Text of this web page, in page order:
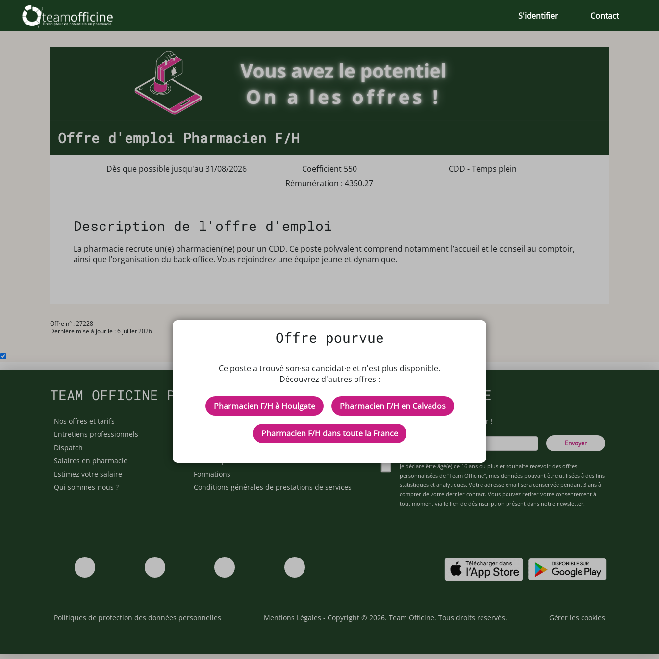
S'identifier Contact
Offre d'emploi Pharmacien F/H
Dès que possible jusqu'au 31/08/2026
Coefficient 550
Rémunération : 4350.27
CDD - Temps plein
Description de l'offre d'emploi
La pharmacie recrute un(e) pharmacien(ne) pour un CDD. Ce poste polyvalent comprend notamment l’accueil et le conseil au comptoir,
ainsi que l’organisation du back-office. Vous rejoindrez une équipe jeune et dynamique.
Offre n° : 27228
Dernière mise à jour le : 6 juillet 2026
Offre pourvue
Ce poste a trouvé son·sa candidat·e et n'est plus disponible.
Découvrez d'autres offres :
Pharmacien F/H à Houlgate Pharmacien F/H en Calvados
Pharmacien F/H dans toute la France
TEAM OFFICINE PRESCRIPTEUR DE POTENTIELS EN PHARMACIE
Nos offres et tarifs
Entretiens professionnels
Dispatch
Salaires en pharmacie
Estimez votre salaire
Qui sommes-nous ?
Notre espace alternance
Formations
Conditions générales de prestations de services
Inscrivez-vous à notre newsletter !
Envoyer
Je déclare être âgé(e) de 16 ans ou plus et souhaite recevoir des offres
personnalisées de "Team Officine", mes données pouvant être utilisées à des fins
statistiques et analytiques. Votre adresse email sera conservée pendant 3 ans à
compter de votre dernier contact. Vous pouvez retirer votre consentement à
tout moment via le lien de désinscription présent dans notre newsletter.
Politiques de protection des données personnelles Mentions Légales - Copyright © 2026. Team Officine. Tous droits réservés. Gérer les cookies